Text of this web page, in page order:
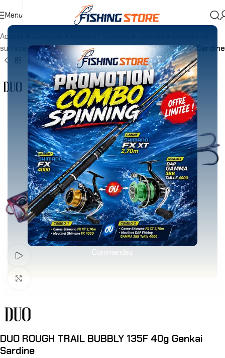
Commandez
Menu
Accueil
surface
»DUO ROUGH TRAIL BUBBLY 135F 40g Genkai Sardine
DUO ROUGH TRAIL BUBBLY 135F 40g Genkai
Sardine